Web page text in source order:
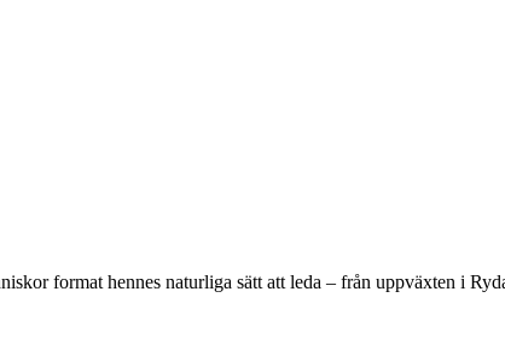
format hennes naturliga sätt att leda – från uppväxten i